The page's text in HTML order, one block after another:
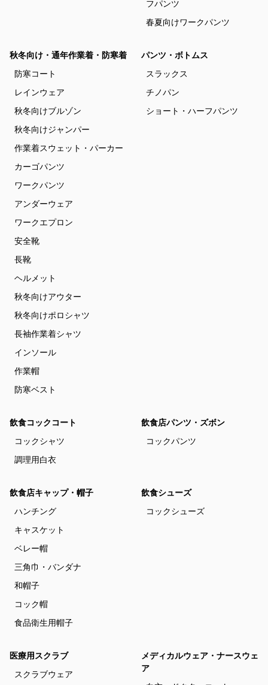
フパンツ
春夏向けワークパンツ
秋冬向け・通年作業着・防寒着
防寒コート
レインウェア
秋冬向けブルゾン
秋冬向けジャンパー
作業着スウェット・パーカー
カーゴパンツ
ワークパンツ
アンダーウェア
ワークエプロン
安全靴
長靴
ヘルメット
秋冬向けアウター
秋冬向けポロシャツ
長袖作業着シャツ
インソール
作業帽
防寒ベスト
パンツ・ボトムス
スラックス
チノパン
ショート・ハーフパンツ
飲食コックコート
コックシャツ
調理用白衣
飲食店パンツ・ズボン
コックパンツ
飲食店キャップ・帽子
ハンチング
キャスケット
ベレー帽
三角巾・バンダナ
和帽子
コック帽
食品衛生用帽子
飲食シューズ
コックシューズ
医療用スクラブ
スクラブウェア
メディカルウェア・ナースウェ
ア